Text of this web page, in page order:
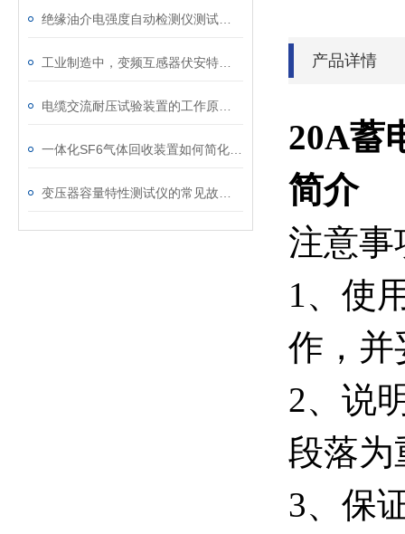
产品详情
20A蓄
简介
注意事
1、使
作，并
2、说
段落为
3、保